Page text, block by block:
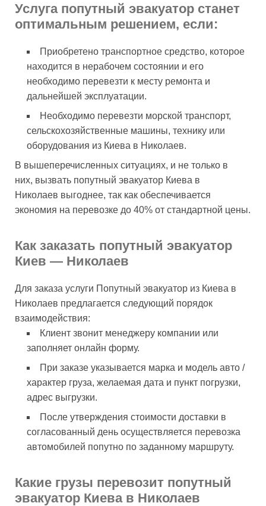
Услуга попутный эвакуатор станет
оптимальным решением, если:
Приобретено транспортное средство, которое
находится в нерабочем состоянии и его
необходимо перевезти к месту ремонта и
дальнейшей эксплуатации.
Необходимо перевезти морской транспорт,
сельскохозяйственные машины, технику или
оборудования из Киева в Николаев.
В вышеперечисленных ситуациях, и не только в
них, вызвать попутный эвакуатор Киева в
Николаев выгоднее, так как обеспечивается
экономия на перевозке до 40% от стандартной цены.
Как заказать попутный эвакуатор
Киев — Николаев
Для заказа услуги Попутный эвакуатор из Киева в
Николаев предлагается следующий порядок
взаимодействия:
Клиент звонит менеджеру компании или
заполняет онлайн форму.
При заказе указывается марка и модель авто /
характер груза, желаемая дата и пункт погрузки,
адрес выгрузки.
После утверждения стоимости доставки в
согласованный день осуществляется перевозка
автомобилей попутно по заданному маршруту.
Какие грузы перевозит попутный
эвакуатор Киева в Николаев